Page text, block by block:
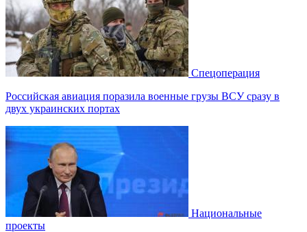
Спецоперация
Российская авиация поразила военные грузы ВСУ сразу в
двух украинских портах
Национальные
проекты